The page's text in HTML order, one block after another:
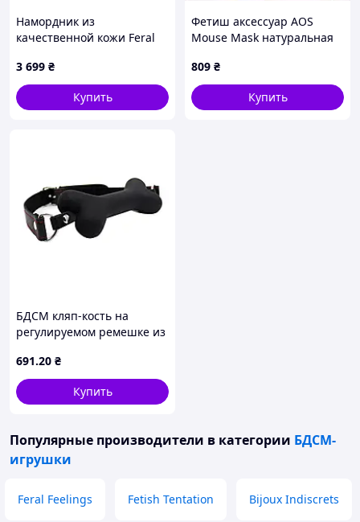
Намордник из
качественной кожи Feral
регулируемый
8E7H5M1244
3 699 ₴
Купить
Фетиш аксессуар AOS
Mouse Mask натуральная
809 ₴
Купить
БДСМ кляп-кость на
регулируемом ремешке из
691.20 ₴
Купить
Популярные производители в категории БДСМ-
игрушки
Feral Feelings Fetish Tentation Bijoux Indiscrets